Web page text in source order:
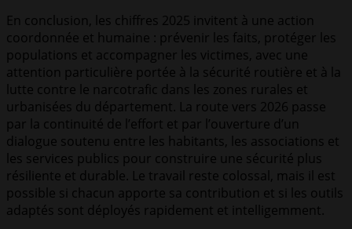
En conclusion, les chiffres 2025 invitent à une action
coordonnée et humaine : prévenir les faits, protéger les
populations et accompagner les victimes, avec une
attention particulière portée à la sécurité routière et à la
lutte contre le narcotrafic dans les zones rurales et
urbanisées du département. La route vers 2026 passe
par la continuité de l’effort et par l’ouverture d’un
dialogue soutenu entre les habitants, les associations et
les services publics pour construire une sécurité plus
résiliente et durable. Le travail reste colossal, mais il est
possible si chacun apporte sa contribution et si les outils
adaptés sont déployés rapidement et intelligemment.